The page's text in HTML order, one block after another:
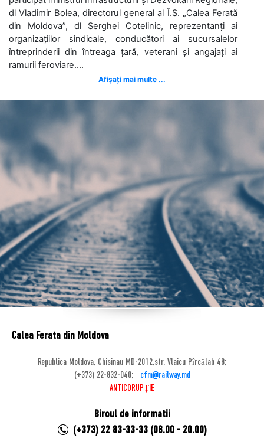
dl Vladimir Bolea, directorul general al Î.S. „Calea Ferată
din Moldova”, dl Serghei Cotelinic, reprezentanți ai
organizațiilor sindicale, conducători ai sucursalelor
întreprinderii din întreaga țară, veterani și angajați ai
ramurii feroviare....
Afișați mai multe ...
Calea Ferata din Moldova
Republica Moldova, Chisinau MD-2012,str. Vlaicu Pîrcălab 48;
(+373) 22-832-040;
cfm@railway.md
ANTICORUPȚIE
Biroul de informatii
(+373) 22 83-33-33 (08.00 - 20.00)